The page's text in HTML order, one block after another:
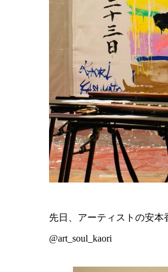
先日、アーティストの安本
@art_soul_kaori